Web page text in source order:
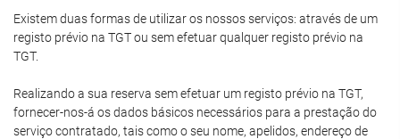
Existem duas formas de utilizar os nossos serviços: através de um
registo prévio na TGT ou sem efetuar qualquer registo prévio na
TGT.
Realizando a sua reserva sem efetuar um registo prévio na TGT,
fornecer-nos-á os dados básicos necessários para a prestação do
serviço contratado, tais como o seu nome, apelidos, endereço de